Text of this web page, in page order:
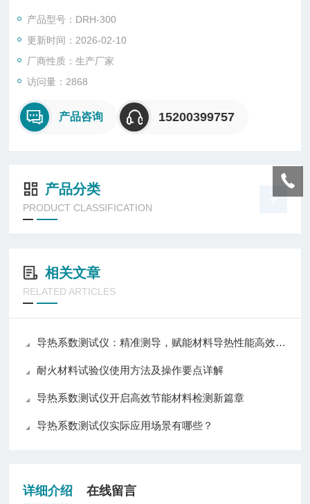
火材料等板状材料，加配试样框可检测粉状料及膏状材料，广泛
用于耐热和保温材料的生产企业、质量检验部门、高等院校和研
究所等科研单位。
产品型号：DRH-300
更新时间：2026-02-10
厂商性质：生产厂家
访问量：2868
产品咨询 15200399757
产品分类
PRODUCT CLASSIFICATION
相关文章
RELATED ARTICLES
导热系数测试仪：精准测导，赋能材料导热性能高效评估
耐火材料试验仪使用方法及操作要点详解
导热系数测试仪开启高效节能材料检测新篇章
导热系数测试仪实际应用场景有哪些？
详细介绍 在线留言